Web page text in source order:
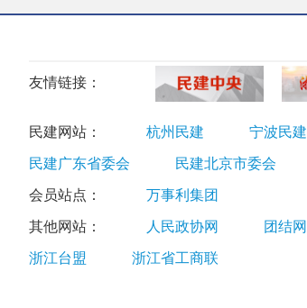
友情链接：
民建网站： 杭州民建 宁波民建
民建广东省委会
民建北京市委会
会员站点：
万事利集团
其他网站：
人民政协网 团结网
浙江台盟
浙江省工商联